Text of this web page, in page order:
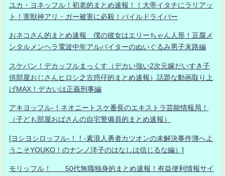
ユカ・ヨネッフル！初老的まとめ速報！！大帝イタチにラリアッ
ト！害獣神アリ・ガー被害に必殺！パイルドライバー
おネコさん的まとめ速報 僕の彼女はエリーちゃん人形！豆腐メ
ンタルメンヘラ電波中年アルバイターのぬいぐるみ男子末路編
スケバン！デカッフルまっくす（デカい強い2次元嫁だいすき子
供部屋おじさんヒロシ之古惑仔的まとめ速報）話題な動画取り上
げMAX！デカいは正義刑事編
アキヨッフル-！ネオニートスケ番長のエキストラ芸能情報局！
（子ども部屋おばさんの自宅警備員的まとめ速報）
[ヨシヨシロッフル-！！-素浪人勇者カツオンの未解決事件簿へよ
うこそYOUKO！のナンノ洋子のはなしは信じるな編）]
モリッフル！ 50代無職独身的まとめ速報！有益便利情報サイ